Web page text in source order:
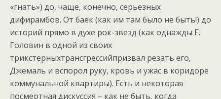
«гнать») до, чаще, конечно, серьезных
дифирамбов. От баек (как им там было не быть!) до
историй прямо в духе рок-звезд (как однажды Е.
Головин в одной из своих
трикстерныхтрансгрессийпризвал резать его,
Джемаль и вспорол руку, кровь и ужас в коридоре
коммунальной квартиры). Есть и некоторая
посмертная дискуссия – как не быть, когда